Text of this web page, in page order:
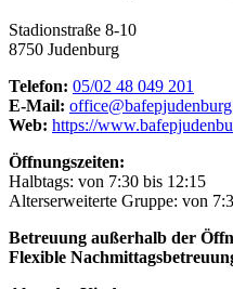
Stadionstraße 8-10
8750 Judenburg
Telefon: 05/02 48 049 201
E-Mail:
Web: https://
Öffnungszeiten:
Halbtags: von 7:30 bis 12:15
Alterserweiterte Gruppe: von
Betreuung außerhalb der
Flexible